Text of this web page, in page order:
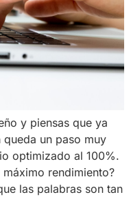
y piensas que ya
un paso muy
optimizado al 100%.
rendimiento?
las palabras son tan